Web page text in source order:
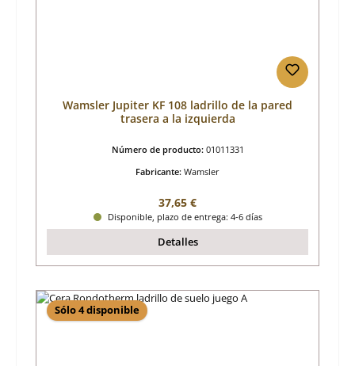
Wamsler Jupiter KF 108 ladrillo de la pared
trasera a la izquierda
Número de producto: 01011331
Fabricante: Wamsler
Precio normal:
37,65 €
Disponible, plazo de entrega: 4-6 días
Detalles
Sólo 4 disponible